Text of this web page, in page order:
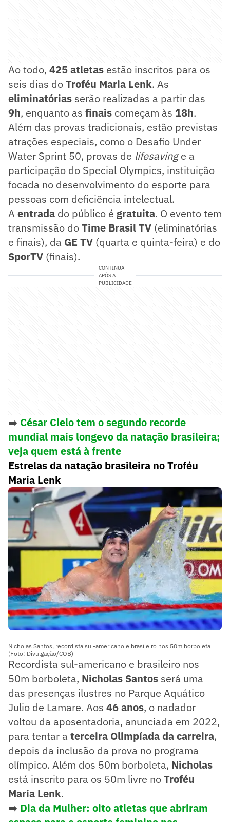
Ao todo, 425 atletas estão inscritos para os
seis dias doTroféu Maria Lenk. As
eliminatórias serão realizadas a partir das
9h, enquanto as finais começam às 18h.
Além das provas tradicionais, estão previstas
atrações especiais, como o Desafio Under
Water Sprint 50, provas de lifesavinge a
participação do Special Olympics, instituição
focada no desenvolvimento do esporte para
pessoas com deficiência intelectual.
Aentrada do público é gratuita. O evento tem
transmissão doTime Brasil TV (eliminatórias
e finais), da GE TV (quarta e quinta-feira) e do
SporTV (finais).
CONTINUA
APÓS A
PUBLICIDADE
➡️ César Cielo tem o segundo recorde
mundial mais longevo da natação brasileira;
veja quem está à frente
Estrelas da natação brasileira no Troféu
Maria Lenk
Nicholas Santos, recordista sul-americano e brasileiro nos 50m borboleta
(Foto: Divulgação/COB)
Recordista sul-americano e brasileiro nos
50m borboleta, Nicholas Santos será uma
das presenças ilustres no Parque Aquático
Julio de Lamare. Aos 46 anos, o nadador
voltou da aposentadoria, anunciada em 2022,
para tentar a terceira Olimpíada da carreira,
depois da inclusão da prova no programa
olímpico. Além dos 50m borboleta, Nicholas
está inscrito para os 50m livre noTroféu
Maria Lenk.
➡️ Dia da Mulher: oito atletas que abriram